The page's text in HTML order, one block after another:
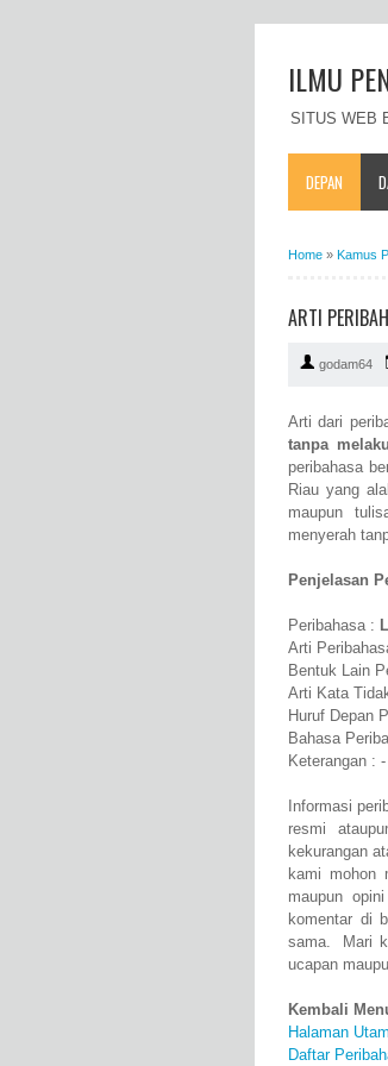
ILMU
SITUS WEB
DEPAN
Home » Kamus
ARTI
godam64
Arti dari
tanpa
peribahasa
Riau yang
maupun
menyerah
Penjelasan
Peribahasa :
Arti
Bentuk Lain
Arti Kata
Huruf Depan
Bahasa
Keterangan : -
Informasi
resmi
kekurangan
kami mohon
maupun
komentar di
sama. Mari
ucapan
Kembali
Halaman
Daftar